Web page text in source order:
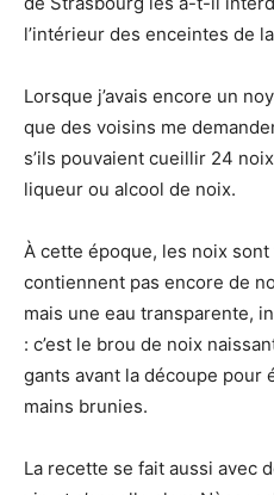
l’intérieur des enceintes de
Lorsque j’avais encore un
que des voisins me
s’ils pouvaient cueillir 24
liqueur ou alcool de noix.
À cette époque, les noix
contiennent pas encore de
mais une eau transparente,
: c’est le brou de noix
gants avant la découpe pour
mains brunies.
La recette se fait aussi avec